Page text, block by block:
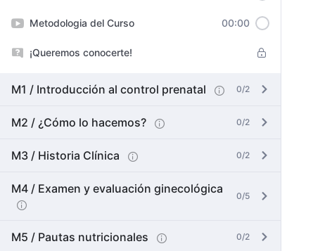
Metodologia del Curso 00:00
¡Queremos conocerte!
M1 / Introducción al control prenatal 0/2
M2 / ¿Cómo lo hacemos? 0/2
M3 / Historia Clínica 0/2
M4 / Examen y evaluación ginecológica
0/5
M5 / Pautas nutricionales 0/2